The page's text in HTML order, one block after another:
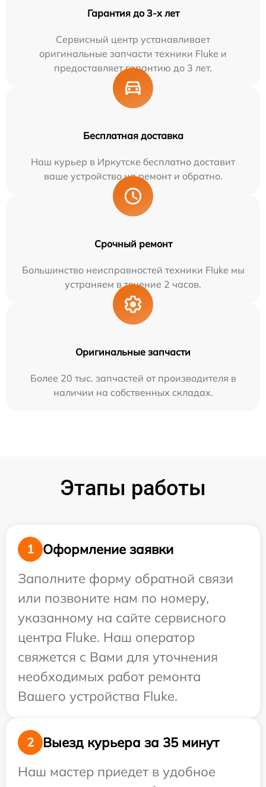
Гарантия до 3-х лет
Сервисный центр устанавливает
оригинальные запчасти техники Fluke и
предоставляет гарантию до 3 лет.
Бесплатная доставка
Наш курьер в Иркутске бесплатно доставит
ваше устройство на ремонт и обратно.
Срочный ремонт
Большинство неисправностей техники Fluke мы
устраняем в течение 2 часов.
Оригинальные запчасти
Более 20 тыс. запчастей от производителя в
наличии на собственных складах.
Этапы работы
1
Оформление заявки
Заполните форму обратной связи
или позвоните нам по номеру,
указанному на сайте сервисного
центра Fluke. Наш оператор
свяжется с Вами для уточнения
необходимых работ ремонта
Вашего устройства Fluke.
2
Выезд курьера за 35 минут
Наш мастер приедет в удобное